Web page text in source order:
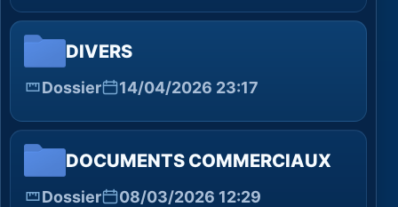
DIVERS
Dossier 14/04/2026 23:17
DOCUMENTS COMMERCIAUX
Dossier 08/03/2026 12:29